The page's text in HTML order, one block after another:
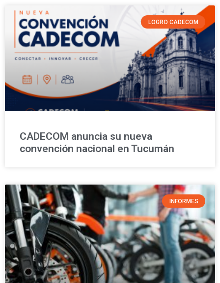
LOGRO CADECOM
CADECOM anuncia su nueva
convención nacional en Tucumán
INFORMES